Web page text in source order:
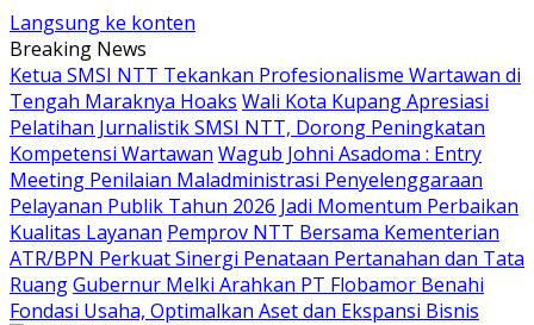
Langsung ke konten
Breaking News
Ketua SMSI NTT Tekankan Profesionalisme Wartawan di
Tengah Maraknya Hoaks Wali Kota Kupang Apresiasi
Pelatihan Jurnalistik SMSI NTT, Dorong Peningkatan
Kompetensi Wartawan Wagub Johni Asadoma : Entry
Meeting Penilaian Maladministrasi Penyelenggaraan
Pelayanan Publik Tahun 2026 Jadi Momentum Perbaikan
Kualitas Layanan Pemprov NTT Bersama Kementerian
ATR/BPN Perkuat Sinergi Penataan Pertanahan dan Tata
RuangGubernur Melki Arahkan PT Flobamor Benahi
Fondasi Usaha, Optimalkan Aset dan Ekspansi Bisnis